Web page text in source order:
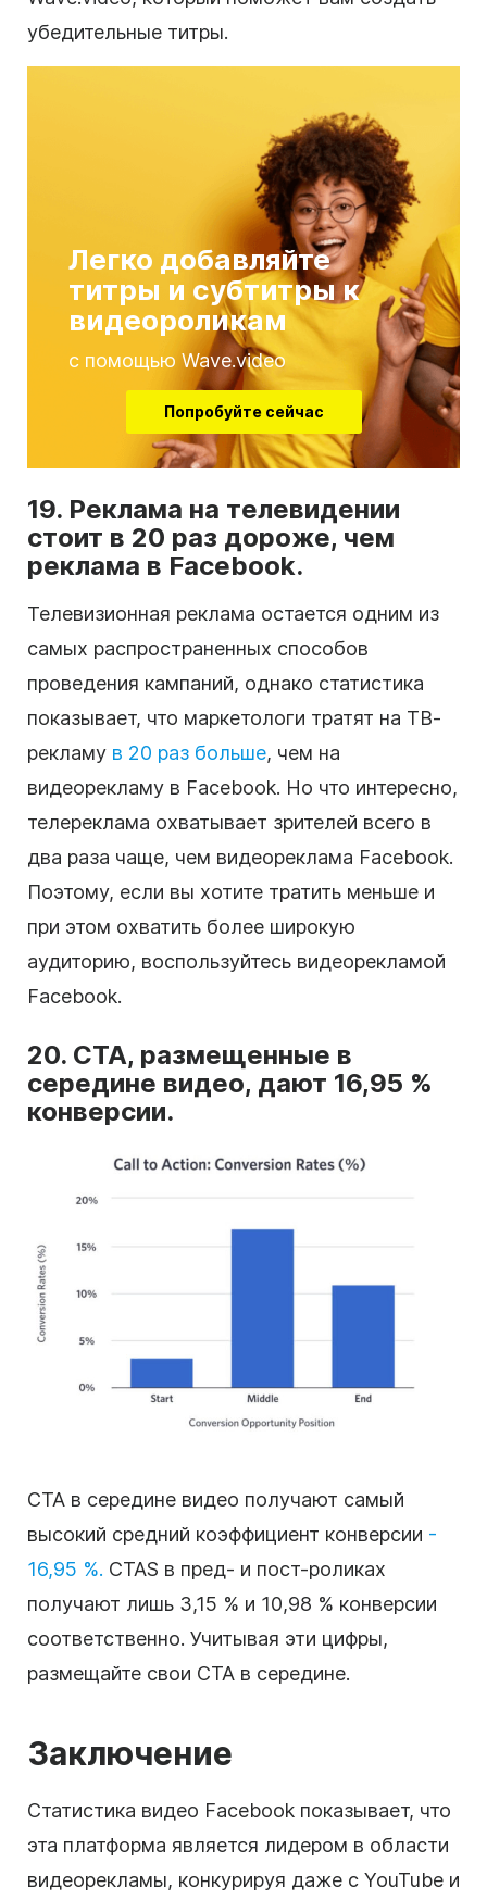
убедительные титры.
Легко добавляйте
титры и субтитры к
видеороликам
с помощью Wave.video
Попробуйте сейчас
19. Реклама на телевидении
стоит в 20 раз дороже, чем
реклама в Facebook.
Телевизионная реклама остается одним из
самых распространенных способов
проведения кампаний, однако статистика
показывает, что маркетологи тратят на ТВ-
рекламу в 20 раз больше, чем на
видеорекламу в Facebook. Но что интересно,
телереклама охватывает зрителей всего в
два раза чаще, чем видеореклама Facebook.
Поэтому, если вы хотите тратить меньше и
при этом охватить более широкую
аудиторию, воспользуйтесь видеорекламой
Facebook.
20. CTA, размещенные в
середине видео, дают 16,95 %
конверсии.
CTA в середине видео получают самый
высокий средний коэффициент конверсии -
16,95 %. CTAS в пред- и пост-роликах
получают лишь 3,15 % и 10,98 % конверсии
соответственно. Учитывая эти цифры,
размещайте свои CTA в середине.
Заключение
Статистика видео Facebook показывает, что
эта платформа является лидером в области
видеорекламы, конкурируя даже с YouTube и